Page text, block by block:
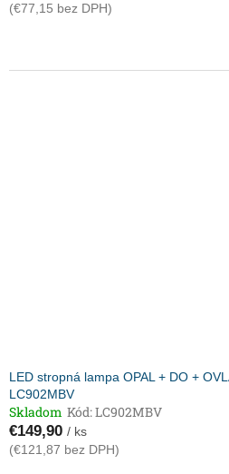
(€77,15 bez DPH)
LED stropná lampa OPAL + DO +
LC902MBV
Skladom Kód:LC902MBV
€149,90 / ks
(€121,87 bez DPH)